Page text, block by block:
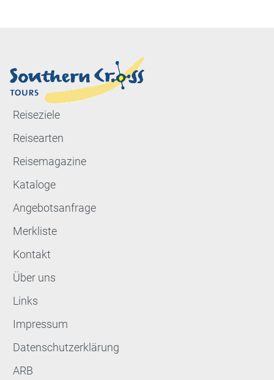
Reiseziele
Reisearten
Reisemagazine
Kataloge
Angebotsanfrage
Merkliste
Kontakt
Über uns
Links
Impressum
Datenschutzerklärung
ARB